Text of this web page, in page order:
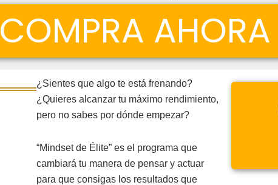
COMPRA AHORA
¿ Sientes que algo te está frenando?
¿Quieres alcanzar tu máximo rendimiento,
pero no sabes por dónde empezar?
“Mindset de Élite” es el programa que
cambiará tu manera de pensar y actuar
para que consigas los resultados que